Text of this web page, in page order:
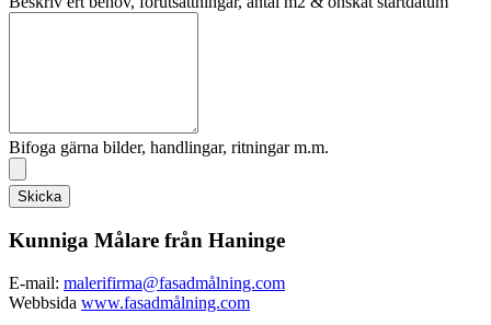
Bifoga gärna bilder, handlingar, ritningar m.m.
Skicka
Kunniga Målare från Haninge
E-mail: malerifirma@fasadmålning.com
Webbsida www.fasadmålning.com